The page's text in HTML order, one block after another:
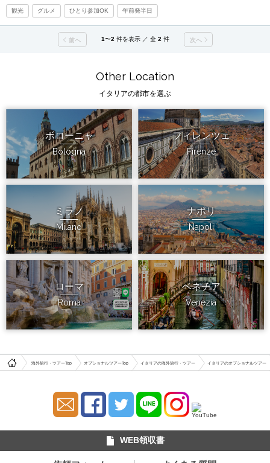
観光 グルメ ひとり参加OK 午前発半日
前へ 1〜2 件を表示 ／ 全 2 件 次へ
Other Location
イタリアの都市を選ぶ
ボローニャ
Bologna
フィレンツェ
Firenze
ミラノ
Milano
ナポリ
Napoli
ローマ
Roma
ベネチア
Venezia
海外旅行・ツアーTop オプショナルツアーTop イタリアの海外旅行・ツアー イタリアのオプショナルツアー
WEB領収書